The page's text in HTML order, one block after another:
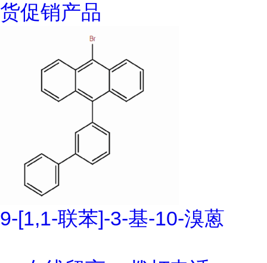
货促销产品
9-[1,1-联苯]-3-基-10-溴蒽